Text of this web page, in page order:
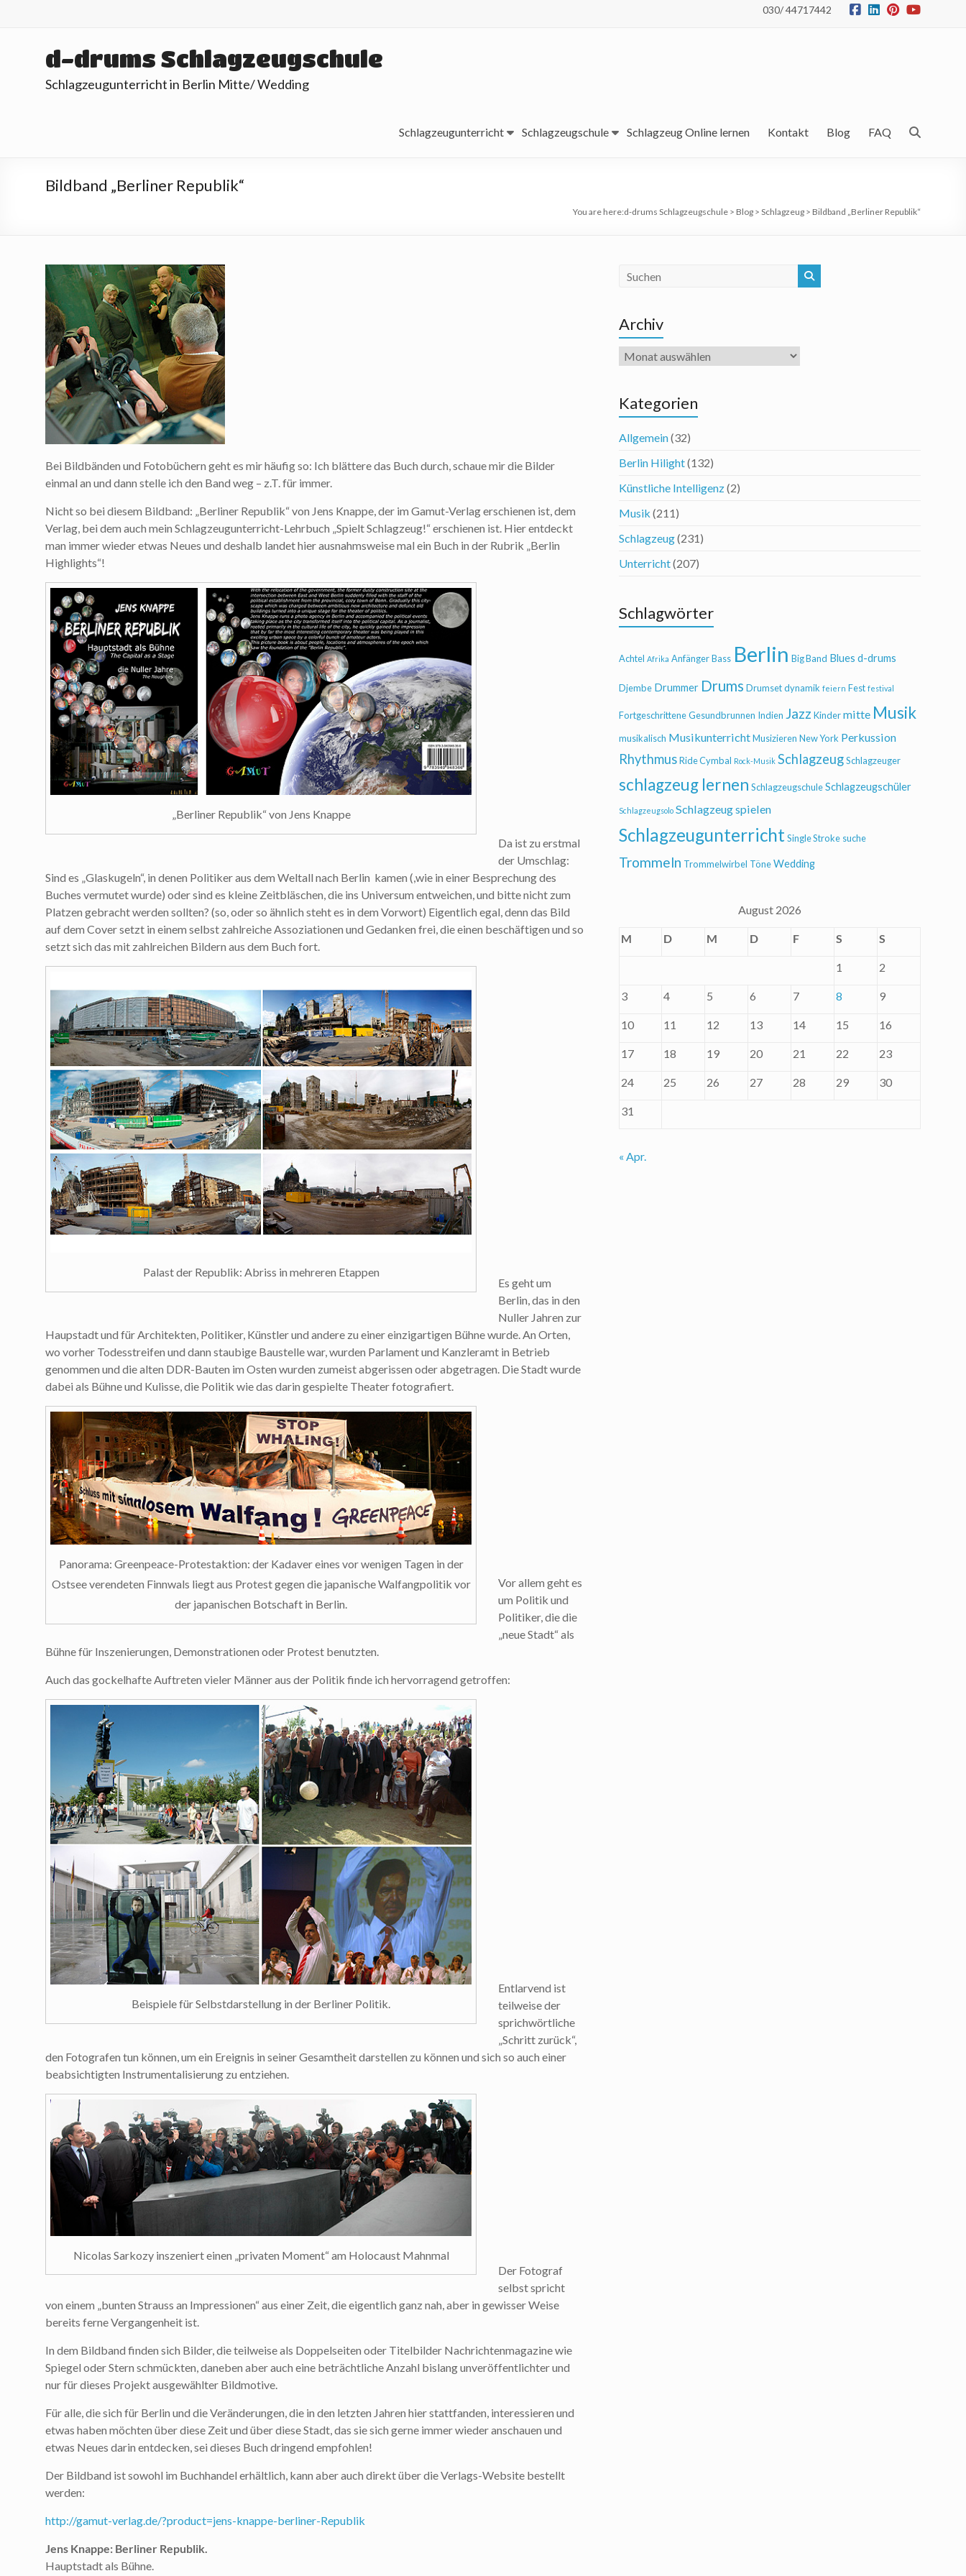
030/ 44717442
d-drums Schlagzeugschule
Schlagzeugunterricht in Berlin Mitte/ Wedding
Schlagzeugunterricht Schlagzeugschule Schlagzeug Online lernen Kontakt Blog FAQ
Bildband „Berliner Republik“
You are here:d-drums Schlagzeugschule > Blog > Schlagzeug > Bildband „Berliner Republik“
Bei Bildbänden und Fotobüchern geht es mir häufig so: Ich blättere das Buch durch, schaue mir die Bilder
einmal an und dann stelle ich den Band weg – z.T. für immer.
Nicht so bei diesem Bildband: „Berliner Republik“ von Jens Knappe, der im Gamut-Verlag erschienen ist, dem
Verlag, bei dem auch mein Schlagzeugunterricht-Lehrbuch „Spielt Schlagzeug!“ erschienen ist. Hier entdeckt
man immer wieder etwas Neues und deshalb landet hier ausnahmsweise mal ein Buch in der Rubrik „Berlin
Highlights“!
„Berliner Republik“ von Jens Knappe
Da ist zu erstmal
der Umschlag:
Sind es „Glaskugeln“, in denen Politiker aus dem Weltall nach Berlin kamen (,wie in einer Besprechung des
Buches vermutet wurde) oder sind es kleine Zeitbläschen, die ins Universum entweichen, und bitte nicht zum
Platzen gebracht werden sollten? (so, oder so ähnlich steht es in dem Vorwort) Eigentlich egal, denn das Bild
auf dem Cover setzt in einem selbst zahlreiche Assoziationen und Gedanken frei, die einen beschäftigen und so
setzt sich das mit zahlreichen Bildern aus dem Buch fort.
Palast der Republik: Abriss in mehreren Etappen
Es geht um
Berlin, das in den
Nuller Jahren zur
Haupstadt und für Architekten, Politiker, Künstler und andere zu einer einzigartigen Bühne wurde. An Orten,
wo vorher Todesstreifen und dann staubige Baustelle war, wurden Parlament und Kanzleramt in Betrieb
genommen und die alten DDR-Bauten im Osten wurden zumeist abgerissen oder abgetragen. Die Stadt wurde
dabei als Bühne und Kulisse, die Politik wie das darin gespielte Theater fotografiert.
Panorama: Greenpeace-Protestaktion: der Kadaver eines vor wenigen Tagen in der
Ostsee verendeten Finnwals liegt aus Protest gegen die japanische Walfangpolitik vor
der japanischen Botschaft in Berlin.
Vor allem geht es
um Politik und
Politiker, die die
„neue Stadt“ als
Bühne für Inszenierungen, Demonstrationen oder Protest benutzten.
Auch das gockelhafte Auftreten vieler Männer aus der Politik finde ich hervorragend getroffen:
Beispiele für Selbstdarstellung in der Berliner Politik.
Entlarvend ist
teilweise der
sprichwörtliche
„Schritt zurück“,
den Fotografen tun können, um ein Ereignis in seiner Gesamtheit darstellen zu können und sich so auch einer
beabsichtigten Instrumentalisierung zu entziehen.
Nicolas Sarkozy inszeniert einen „privaten Moment“ am Holocaust Mahnmal
Der Fotograf
selbst spricht
von einem „bunten Strauss an Impressionen“ aus einer Zeit, die eigentlich ganz nah, aber in gewisser Weise
bereits ferne Vergangenheit ist.
In dem Bildband finden sich Bilder, die teilweise als Doppelseiten oder Titelbilder Nachrichtenmagazine wie
Spiegel oder Stern schmückten, daneben aber auch eine beträchtliche Anzahl bislang unveröffentlichter und
nur für dieses Projekt ausgewählter Bildmotive.
Für alle, die sich für Berlin und die Veränderungen, die in den letzten Jahren hier stattfanden, interessieren und
etwas haben möchten über diese Zeit und über diese Stadt, das sie sich gerne immer wieder anschauen und
etwas Neues darin entdecken, sei dieses Buch dringend empfohlen!
Der Bildband ist sowohl im Buchhandel erhältlich, kann aber auch direkt über die Verlags-Website bestellt
werden:
http://gamut-verlag.de/?product=jens-knappe-berliner-Republik
Jens Knappe: Berliner Republik.
Hauptstadt als Bühne.
Archiv
Archiv
Kategorien
Allgemein(32)
Berlin Hilight(132)
Künstliche Intelligenz(2)
Musik (211)
Schlagzeug(231)
Unterricht(207)
Schlagwörter
Achtel Afrika AnfängerBass Berlin Big Band Blues d-drums
Djembe Drummer Drums Drumsetdynamik feiern Fest festival
FortgeschritteneGesundbrunnen Indien Jazz Kindermitte Musik
musikalisch MusikunterrichtMusizieren New York Perkussion
RhythmusRide Cymbal Rock-Musik SchlagzeugSchlagzeuger
schlagzeug lernen SchlagzeugschuleSchlagzeugschüler
Schlagzeugsolo Schlagzeug spielen
SchlagzeugunterrichtSingle Stroke suche
Trommeln Trommelwirbel TöneWedding
August 2026
M D M D F S S
1 2
3 4 5 6 7 8 9
10 11 12 13 14 15 16
17 18 19 20 21 22 23
24 25 26 27 28 29 30
31
« Apr.